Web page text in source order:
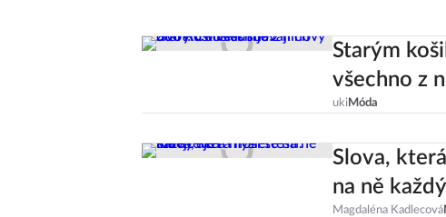
Starým
všechno z
ukiMóda
Slova,
na ně
Magdaléna Kadlecová